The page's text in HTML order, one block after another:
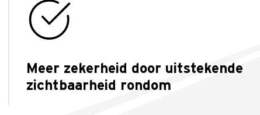
Meer zekerheid door uitstekende
zichtbaarheid rondom